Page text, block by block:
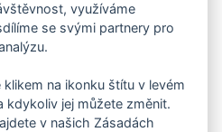
rozhlas
mobilu či mailu upozornění na
kulturní a sportovní akce?
o aplikaci
využíváme
se svými partnery pro
na ikonku štítu v levém
kdykoliv jej můžete změnit.
v našich Zásadách